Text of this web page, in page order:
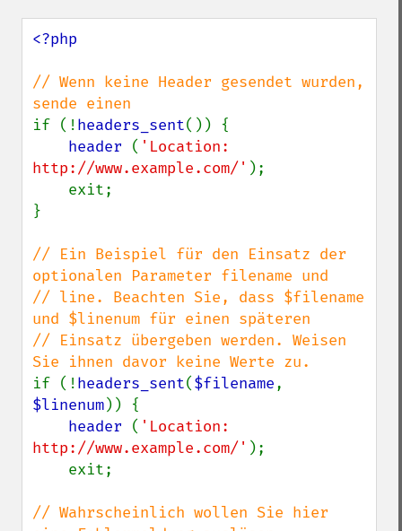
<?php
// Wenn keine Header gesendet wurden,
if (!headers_sent()) {
header ( 'Location:
http://www.example.com/' );
}
// Ein Beispiel für den Einsatz der
optionalen Parameter filename und
// line. Beachten Sie, dass $filename
und $linenum für einen späteren
// Einsatz übergeben werden. Weisen
if (!headers_sent($filename
$linenum)) {
header ( 'Location:
http://www.example.com/' );
// Wahrscheinlich wollen Sie hier